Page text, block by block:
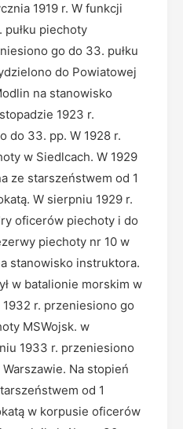
1919 r. W funkcji
pułku piechoty
go do 33. pułku
do Powiatowej
na stanowisko
1923 r.
do 33. pp. W 1928 r.
w Siedlcach. W 1929
ze starszeństwem od 1
W sierpniu 1929 r.
oficerów piechoty i do
piechoty nr 10 w
stanowisko instruktora.
w batalionie morskim w
r. przeniesiono go
MSWojsk. w
1933 r. przeniesiono
Na stopień
od 1
w korpusie oficerów